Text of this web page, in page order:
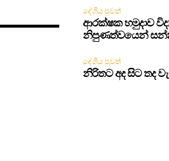
දේශීය පුවත්
ආරක්ෂක හමුදාව
නිපුණත්වයෙන්
දේශීය පුවත්
නිරිතට අද සිට තද